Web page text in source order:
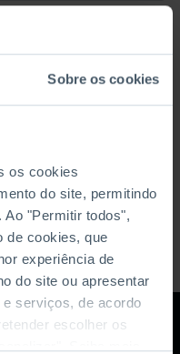
Sobre os cookies
os cookies
do site, permitindo
Ao "Permitir todos",
de cookies, que
experiência de
do site ou apresentar
serviços, de acordo
escolher os